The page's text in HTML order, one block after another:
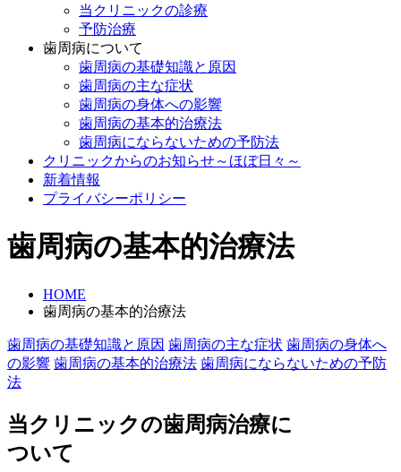
当クリニックの診療
予防治療
歯周病について
歯周病の基礎知識と原因
歯周病の主な症状
歯周病の身体への影響
歯周病の基本的治療法
歯周病にならないための予防法
クリニックからのお知らせ～ほぼ日々～
新着情報
プライバシーポリシー
歯周病の基本的治療法
HOME
歯周病の基本的治療法
歯周病の基礎知識と原因 歯周病の主な症状 歯周病の身体へ
の影響 歯周病の基本的治療法 歯周病にならないための予防
法
当クリニックの歯周病治療に
ついて